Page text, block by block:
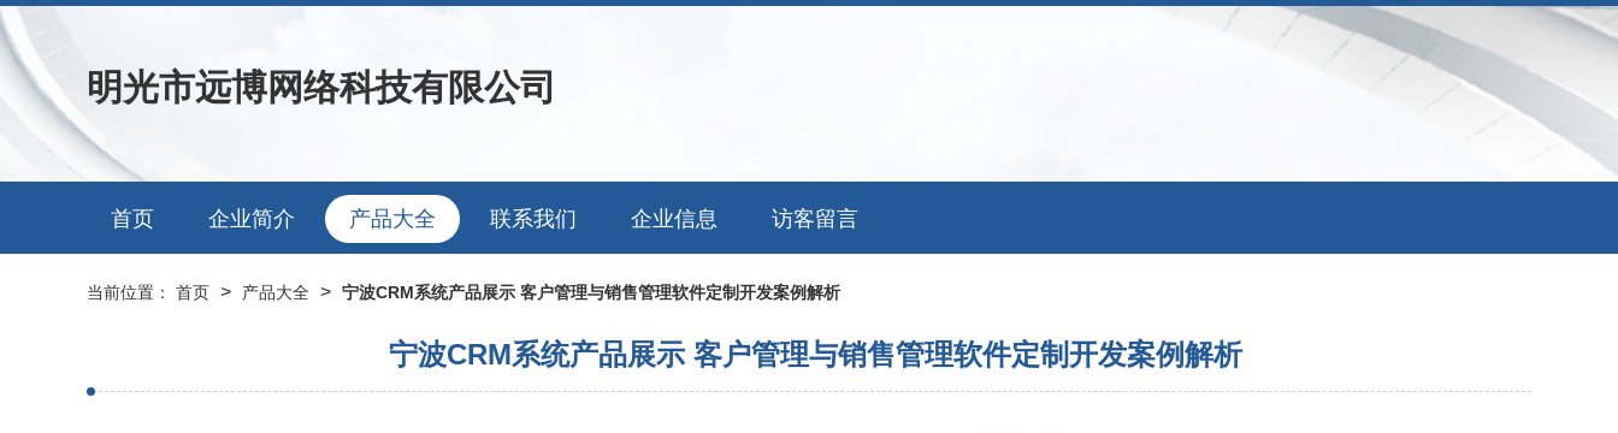
明光市远博网络科技有限公司
首页 企业简介 产品大全 联系我们 企业信息 访客留言
当前位置： 首页 > 产品大全 > 宁波CRM系统产品展示 客户管理与销售管理软件定制开发案例解析
宁波CRM系统产品展示 客户管理与销售管理软件定制开发案例解析